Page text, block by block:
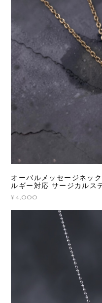
オーバルメッセージネッ
ルギー対応 サージカルス
¥4,000